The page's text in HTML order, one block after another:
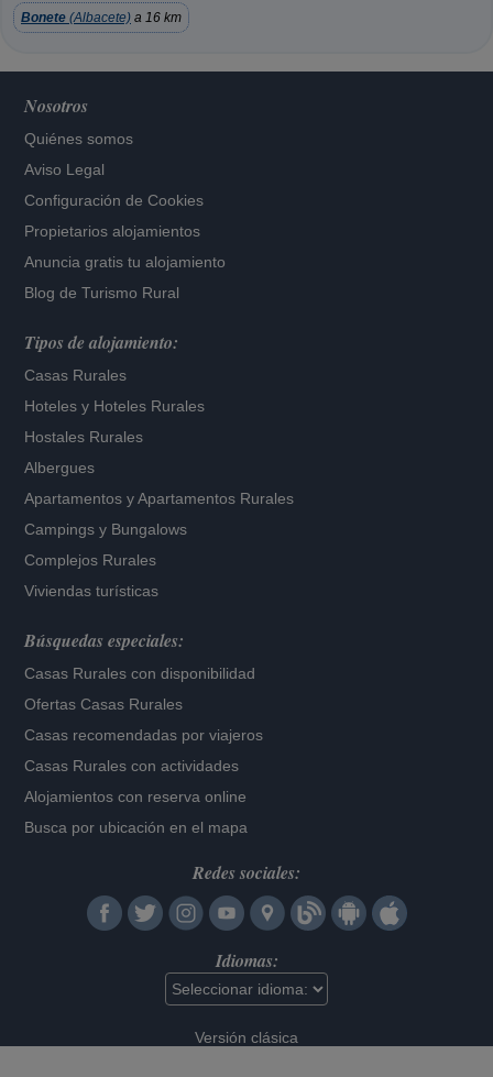
Bonete (Albacete) a 16 km
Nosotros
Quiénes somos
Aviso Legal
Configuración de Cookies
Propietarios alojamientos
Anuncia gratis tu alojamiento
Blog de Turismo Rural
Tipos de alojamiento:
Casas Rurales
Hoteles y Hoteles Rurales
Hostales Rurales
Albergues
Apartamentos yApartamentos Rurales
Campings y Bungalows
Complejos Rurales
Viviendas turísticas
Búsquedas especiales:
Casas Rurales con disponibilidad
Ofertas Casas Rurales
Casas recomendadas por viajeros
Casas Rurales con actividades
Alojamientos con reserva online
Busca por ubicación en el mapa
Redes sociales:
Idiomas:
Versión clásica